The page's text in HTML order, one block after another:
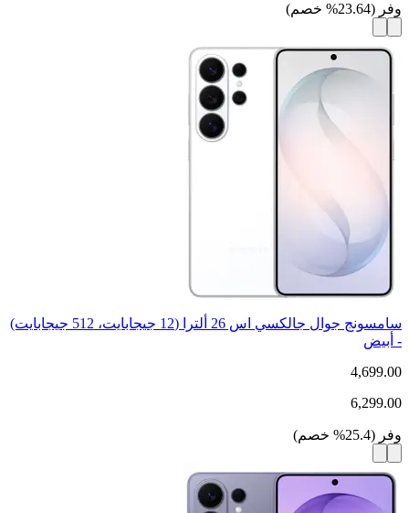
وفر (
23.64
% خصم)
سامسونج جوال جالكسي اس 26 ألترا (12 جيجابايت، 512 جيجابايت)
- أبيض
4,699.00
6,299.00
وفر (
25.4
% خصم)